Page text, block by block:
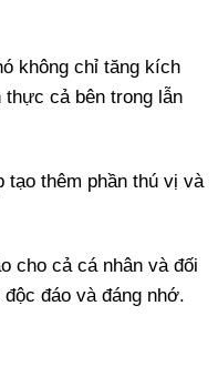
không chỉ tăng kích
cả bên trong lẫn
thêm phần thú vị và
cho cả cá nhân và đối
đáo và đáng nhớ.